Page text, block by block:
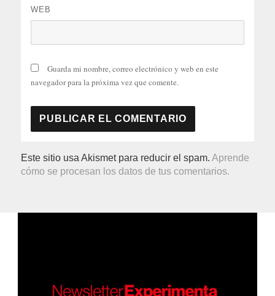
WEB
Guarda mi nombre, correo electrónico y web en este
navegador para la próxima vez que comente.
Este sitio usa Akismet para reducir el spam.Aprende
cómo se procesan los datos de tus comentarios.